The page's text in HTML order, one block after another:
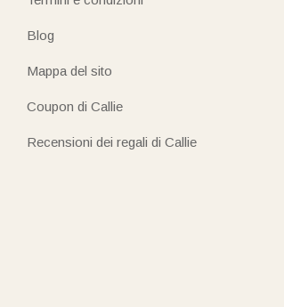
Blog
Mappa del sito
Coupon di Callie
Recensioni dei regali di Callie